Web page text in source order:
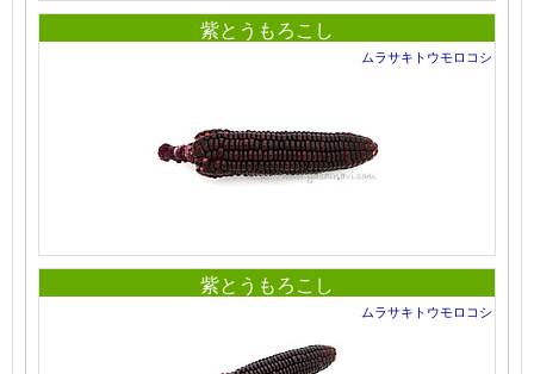
紫とうもろこし
ムラサキトウモロコシ
紫とうもろこし
ムラサキトウモロコシ